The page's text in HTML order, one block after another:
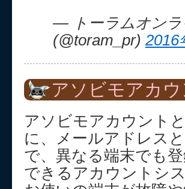
— トーラムオンラ
(@toram_pr) 2016
アソビモアカ
アソビモアカウント
に、メールアドレス
で、異なる端末でも
できるアカウントシ